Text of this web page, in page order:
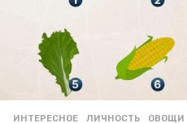
ИНТЕРЕСНОЕ ЛИЧНОСТЬ ,ОВОЩИ